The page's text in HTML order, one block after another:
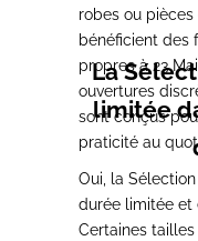
robes ou
bénéficient des
propres à 23
ouvertures
sont conçus
praticité au
La
limitée
Oui, la
durée limitée et
Certaines